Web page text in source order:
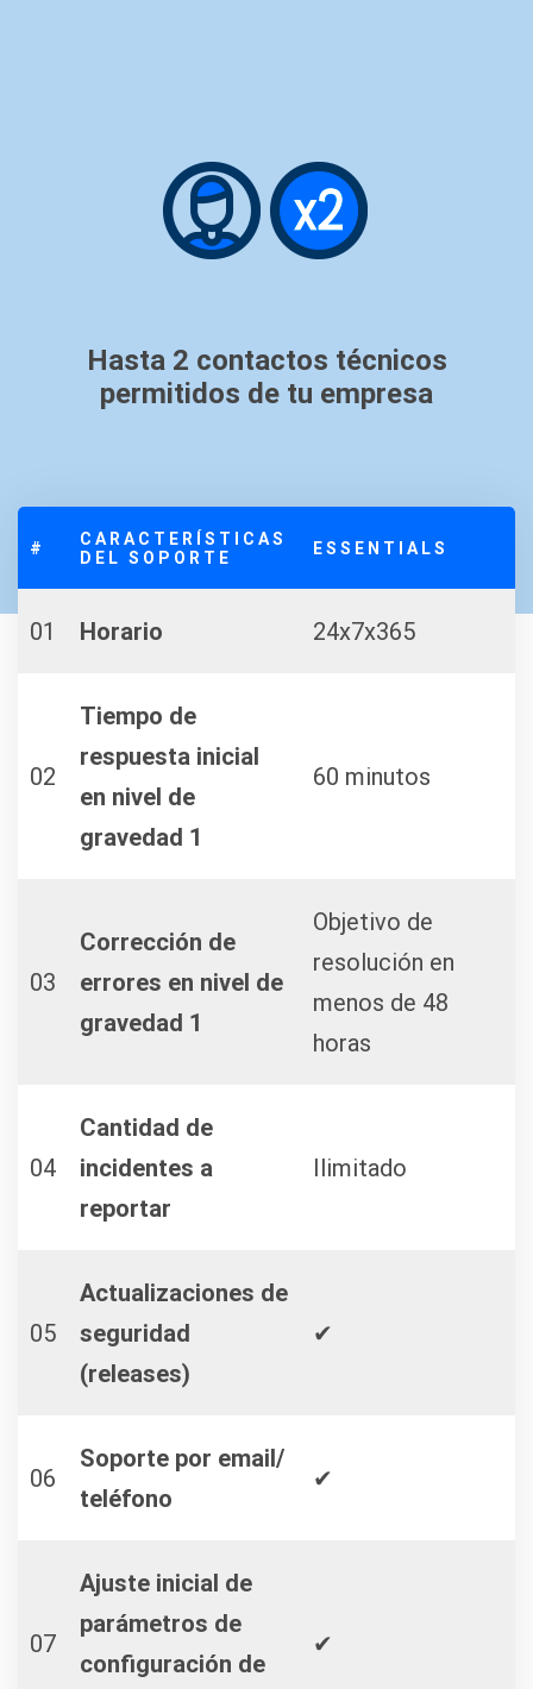
Hasta 2 contactos técnicos
permitidos de tu empresa
#
CARACTERÍSTICAS
DEL SOPORTE
ESSENTIALS
01 Horario 24x7x365
02
Tiempo de
respuesta inicial
en nivel de
gravedad 1
60 minutos
03
Corrección de
errores en nivel de
gravedad 1
Objetivo de
resolución en
menos de 48
horas
04
Cantidad de
incidentes a
reportar
Ilimitado
05
Actualizaciones de
seguridad
(releases)
✔
06
Soporte por email/
teléfono
✔
07
Ajuste inicial de
parámetros de
configuración de
✔